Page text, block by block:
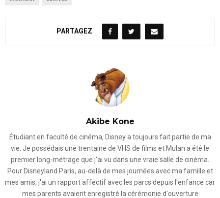
PARTAGEZ
Akibe Kone
Étudiant en faculté de cinéma, Disney a toujours fait partie de ma
vie. Je possédais une trentaine de VHS de films et Mulan a été le
premier long-métrage que j'ai vu dans une vraie salle de cinéma.
Pour Disneyland Paris, au-delà de mes journées avec ma famille et
mes amis, j'ai un rapport affectif avec les parcs depuis l'enfance car
mes parents avaient enregistré la cérémonie d'ouverture